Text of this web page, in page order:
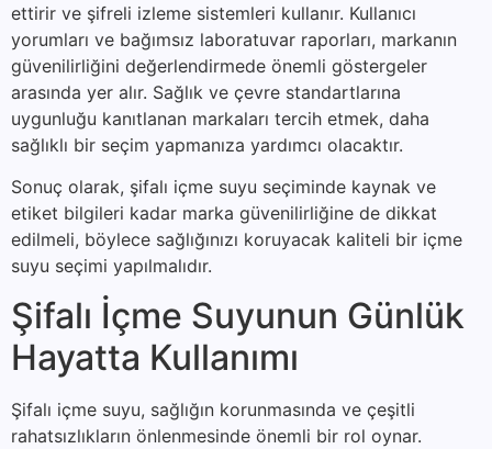
ettirir ve şifreli izleme sistemleri kullanır. Kullanıcı
yorumları ve bağımsız laboratuvar raporları, markanın
güvenilirliğini değerlendirmede önemli göstergeler
arasında yer alır. Sağlık ve çevre standartlarına
uygunluğu kanıtlanan markaları tercih etmek, daha
sağlıklı bir seçim yapmanıza yardımcı olacaktır.
Sonuç olarak, şifalı içme suyu seçiminde kaynak ve
etiket bilgileri kadar marka güvenilirliğine de dikkat
edilmeli, böylece sağlığınızı koruyacak kaliteli bir içme
suyu seçimi yapılmalıdır.
Şifalı İçme Suyunun Günlük
Hayatta Kullanımı
Şifalı içme suyu, sağlığın korunmasında ve çeşitli
rahatsızlıkların önlenmesinde önemli bir rol oynar.